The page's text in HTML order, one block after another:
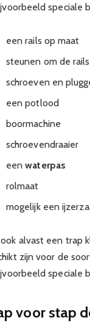
speciale
een rails op maat
steunen om de
schroeven en
een potlood
boormachine
schroevendraaier
eenwaterpas
rolmaat
mogelijk een
alvast een trap
zijn voor de
speciale
voor stap